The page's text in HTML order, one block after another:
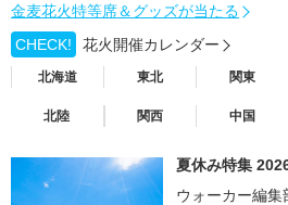
金麦花火特等席＆グッズが当たる
CHECK!
花火開催カレンダー
北海道 東北 関東
北陸 関西 中国
夏休み特集
ウォーカー編集